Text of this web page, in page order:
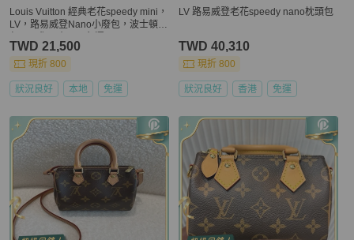
Louis Vuitton 經典老花speedy mini，
LV，路易威登Nano小廢包，波士頓
TWD 21,500
現折 800
狀況良好 本地 免運
LV 路易威登老花speedy nano枕頭包
TWD 40,310
現折 800
狀況良好 香港 免運